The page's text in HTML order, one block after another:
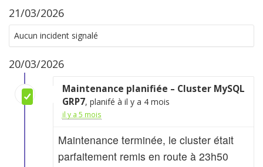
21/03/2026
Aucun incident signalé
20/03/2026
Maintenance planifiée – Cluster MySQL
GRP7, planifé à il y a 4 mois
il y a 5 mois
Maintenance terminée, le cluster était
parfaitement remis en route à 23h50